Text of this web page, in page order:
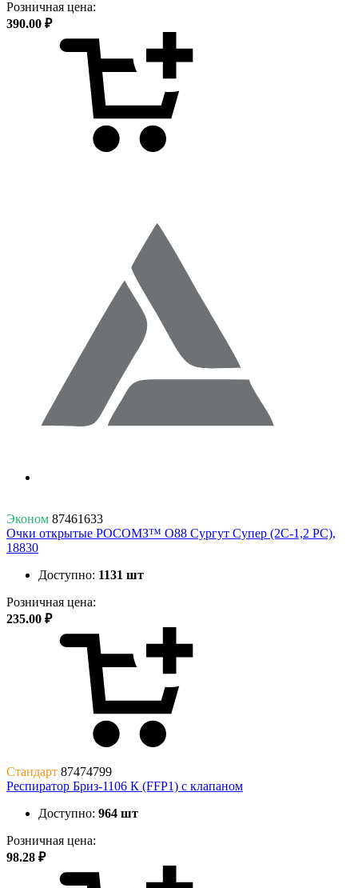
Розничная цена:
390.00 ₽
Эконом 87461633
Очки открытые РОСОМЗ™ О88 Сургут Супер (2С-1,2 PC),
18830
Доступно: 1131 шт
Розничная цена:
235.00 ₽
Стандарт 87474799
Респиратор Бриз-1106 К (FFP1) с клапаном
Доступно: 964 шт
Розничная цена:
98.28 ₽